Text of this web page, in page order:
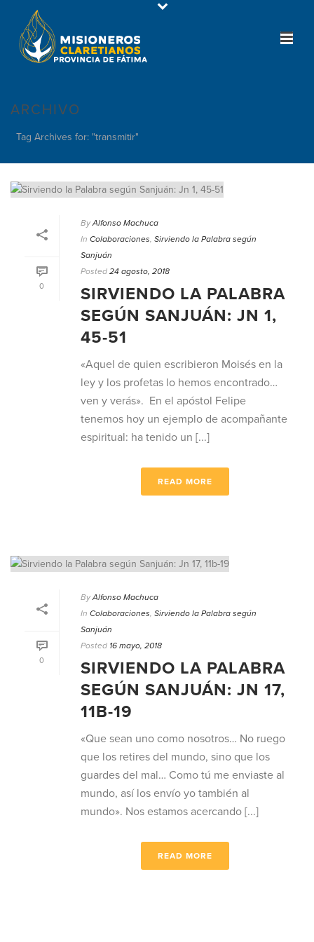
ARCHIVO
Tag Archives for: "transmitir"
0
By Alfonso Machuca
In Colaboraciones, Sirviendo la Palabra según
Sanjuán
Posted 24 agosto, 2018
SIRVIENDO LA PALABRA
SEGÚN SANJUÁN: JN 1,
45-51
«Aquel de quien escribieron Moisés en la
ley y los profetas lo hemos encontrado…
ven y verás». En el apóstol Felipe
tenemos hoy un ejemplo de acompañante
espiritual: ha tenido un [...]
READ MORE
0
By Alfonso Machuca
In Colaboraciones, Sirviendo la Palabra según
Sanjuán
Posted 16 mayo, 2018
SIRVIENDO LA PALABRA
SEGÚN SANJUÁN: JN 17,
11B-19
«Que sean uno como nosotros… No ruego
que los retires del mundo, sino que los
guardes del mal… Como tú me enviaste al
mundo, así los envío yo también al
mundo». Nos estamos acercando [...]
READ MORE